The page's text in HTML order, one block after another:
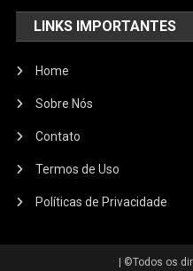
LINKS IMPORTANTES
Home
Sobre Nós
Contato
Termos de Uso
Políticas de Privacidade
©️Todos os